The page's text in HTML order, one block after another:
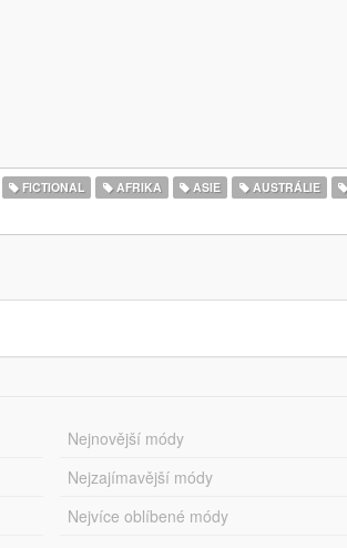
FICTIONAL AFRIKA ASIE AUSTRÁLIE
Nejnovější módy
Nejzajímavější módy
Nejvíce oblíbené módy